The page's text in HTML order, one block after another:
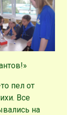
пел от
Все
на